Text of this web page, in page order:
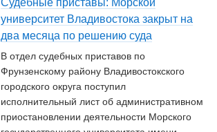
Судебные приставы: Морской
университет Владивостока закрыт на
два месяца по решению суда
В отдел судебных приставов по
Фрунзенскому району Владивостокского
городского округа поступил
исполнительный лист об административном
приостановлении деятельности Морского